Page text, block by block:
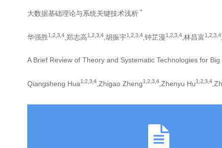
大数据基础理论与系统关键技术浅析 *
华强胜1, 2, 3, 4 ,郑志高1, 2, 3, 4 ,胡振宇1, 2, 3, 4 ,钟芷漫1, 2, 3, 4 ,林昌富1, 2, 3, 4
A Brief Review of Theory and Systematic Technologies for Big
Qiangsheng Hua1, 2, 3, 4 ,Zhigao Zheng1, 2, 3, 4 ,Zhenyu Hu1, 2, 3, 4